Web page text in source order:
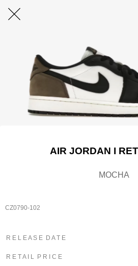
AIR JORDAN I
MOCHA
CZ0790-102
R E L E A S E D A T E
R E T A I L P R I C E